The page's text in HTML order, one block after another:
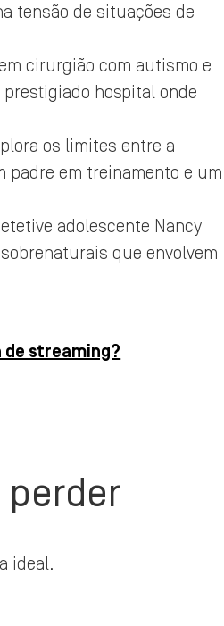
tensão de situações de
cirurgião com autismo e
hospital onde
os limites entre a
padre em treinamento e um
adolescente Nancy
que envolvem
streaming?
perder
ideal.